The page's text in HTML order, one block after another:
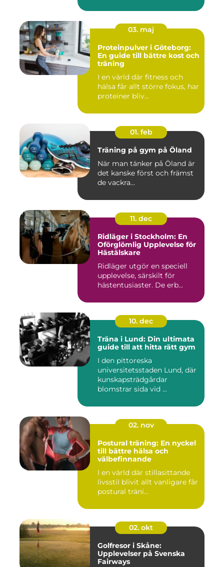
03. maj
Proteinpulver i Göteborg:
En guide till bättre kost och
träning
I en värld där fitness och
hälsa får allt större fokus, har
proteiner bliv...
01. feb
Träning på gym på Öland
När man tänker på Öland är
det kanske först och främst
de vackra...
11. dec
Ridläger i Stockholm: En
Oförglömlig Upplevelse för
Hästälskare
Ridläger utgör en speciell
upplevelse, särskilt för
hästentusiaster. De erb...
10. dec
Träna i Lund: Din ultimata
guide till att hitta rätt gym
I den pittoreska
universitetsstaden Lund, där
kunskapsträdgårdar
blomstrar sida vid ...
02. nov
Postural träning: En nyckel
till bättre hälsa och
välbefinnande
I en värld där stillasittande
livsstil blivit allt vanligare får
postural träni...
02. okt
Golfresor i Skåne:
Upplevelser på Svenska
Fairways